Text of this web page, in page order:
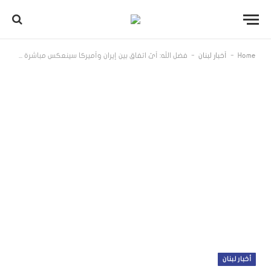
Home
- أخبار لبنان - فضل الله: أيّ اتفاق بين إيران وأميركا سينعكس مباشرة على لبنان «قبلت السلطة أم لم تقبل»
أخبار لبنان